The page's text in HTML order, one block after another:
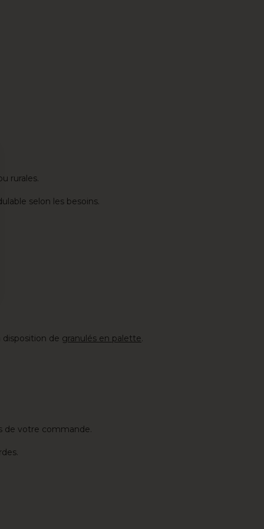
rurales.
selon les besoins.
de granulés en palette.
de votre commande.